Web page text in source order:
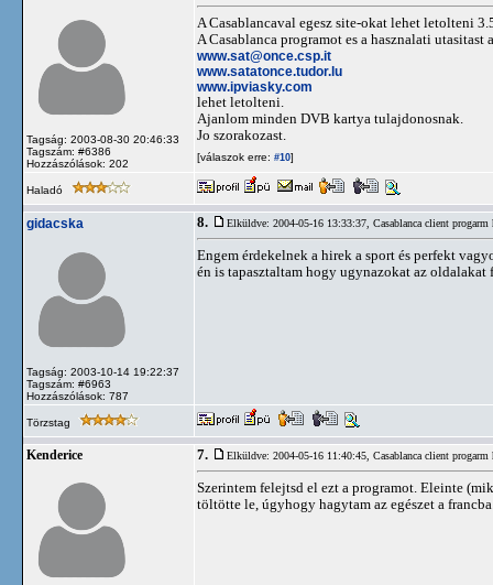
Tagság: 2003-08-30 20:46:33
Tagszám: #6386
Hozzászólások: 202
A Casablancaval egesz site-okat lehet letolteni
A Casablanca programot es a hasznalati utasitast a
www.sat@once.csp.it
www.satatonce.tudor.lu
www.ipviasky.com
lehet letolteni.
Ajanlom minden DVB kartya tulajdonosnak.
Jo szorakozast.
[válaszok erre: #10]
Haladó
gidacska
Tagság: 2003-10-14 19:22:37
Tagszám: #6963
Hozzászólások: 787
8. Elküldve: 2004-05-16 13:33:37, Casablanca client progarm
Engem érdekelnek a hirek a sport és perfekt
én is tapasztaltam hogy ugynazokat az oldalakat
Törzstag
Kenderice 7. Elküldve: 2004-05-16 11:40:45, Casablanca client progarm
Szerintem felejtsd el ezt a programot. Eleinte
töltötte le, úgyhogy hagytam az egészet a